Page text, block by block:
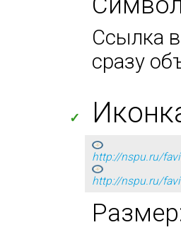
Ссылка
сразу
✓
http://nspu.ru/
http://nspu.ru/